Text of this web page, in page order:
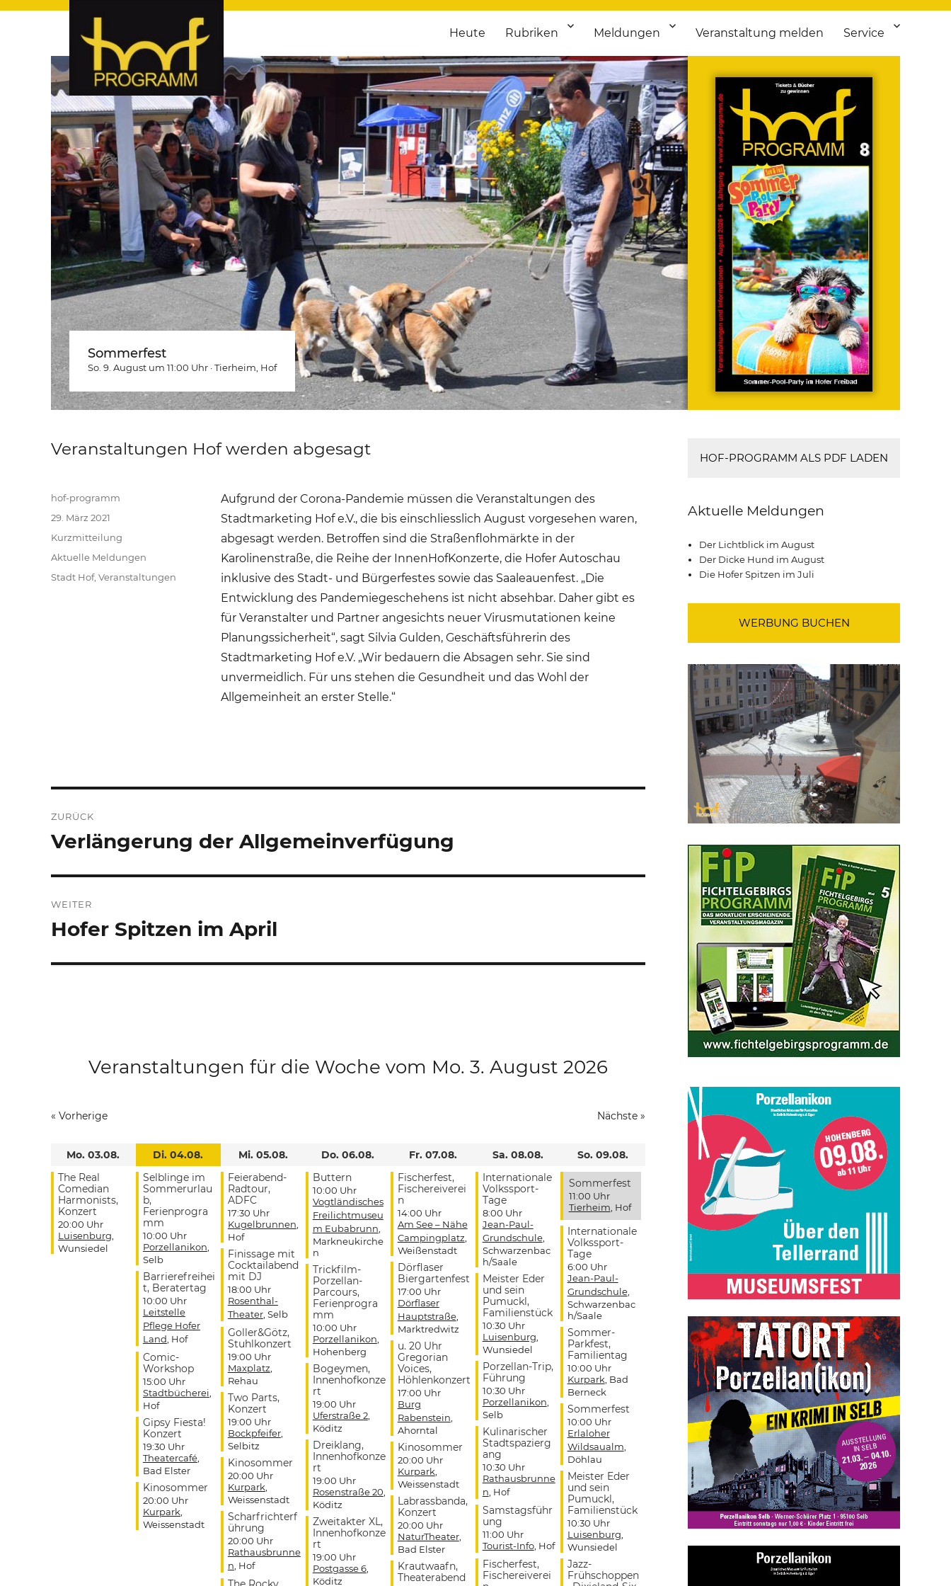
hof-programm – das Veranstaltungsportal für Hochfranken
hof-programm – das Veranstaltungsportal für Hof und Hochfranken. Täglich aktuelle Termine von Kultur bis Sport, von Theater bis Flohmarkt.
Heute Rubriken Meldungen Veranstaltung melden Service
Sommerfest
So. 9. August um 11:00 Uhr ·Tierheim , Hof
Veranstaltungen Hof werden abgesagt
Aufgrund der Corona-Pandemie müssen die Veranstaltungen des
Stadtmarketing Hof e.V., die bis einschliesslich August vorgesehen waren,
abgesagt werden. Betroffen sind die Straßenflohmärkte in der
Karolinenstraße, die Reihe der InnenHofKonzerte, die Hofer Autoschau
inklusive des Stadt- und Bürgerfestes sowie das Saaleauenfest. „Die
Entwicklung des Pandemiegeschehens ist nicht absehbar. Daher gibt es
für Veranstalter und Partner angesichts neuer Virusmutationen keine
Planungssicherheit“, sagt Silvia Gulden, Geschäftsführerin des
Stadtmarketing Hof e.V. „Wir bedauern die Absagen sehr. Sie sind
unvermeidlich. Für uns stehen die Gesundheit und das Wohl der
Allgemeinheit an erster Stelle.“
Autor
hof-programm
Veröffentlicht
29. März 2021
Format
Kurzmitteilung
Kategorien
Aktuelle Meldungen
Schlagwörter
Stadt Hof, Veranstaltungen
Navigation
ZURÜCK
Vorheriger
Verlängerung der Allgemeinverfügung
WEITER
Nächster
Hofer Spitzen im April
Veranstaltungen für die Woche vom Mo. 3. August 2026
« Vorherige Nächste »
Mo. 03.08.
The Real
Comedian
Harmonists,
Konzert
20:00 Uhr
Luisenburg,
Wunsiedel
Di. 04.08.
Selblinge im
Sommerurlau
b,
Ferienprogra
mm
10:00 Uhr
Porzellanikon,
Selb
Barrierefreihei
t, Beratertag
10:00 Uhr
Leitstelle
Pflege Hofer
Land, Hof
Comic-
Workshop
15:00 Uhr
Stadtbücherei,
Hof
Gipsy Fiesta!
Konzert
19:30 Uhr
Theatercafé,
Bad Elster
Kinosommer
20:00 Uhr
Kurpark,
Weissenstadt
Mi. 05.08.
Feierabend-
Radtour,
ADFC
17:30 Uhr
Kugelbrunnen,
Hof
Finissage mit
Cocktailabend
mit DJ
18:00 Uhr
Rosenthal-
Theater, Selb
Goller&Götz,
Stuhlkonzert
19:00 Uhr
Maxplatz,
Rehau
Two Parts,
Konzert
19:00 Uhr
Bockpfeifer,
Selbitz
Kinosommer
20:00 Uhr
Kurpark,
Weissenstadt
Scharfrichterf
ührung
20:00 Uhr
Rathausbrunne
n, Hof
Do. 06.08.
Buttern
10:00 Uhr
Vogtländisches
Freilichtmuseu
m Eubabrunn,
Markneukirche
n
Trickfilm-
Porzellan-
Parcours,
Ferienprogra
mm
10:00 Uhr
Porzellanikon,
Hohenberg
Bogeymen,
Innenhofkonze
rt
19:00 Uhr
Uferstraße 2,
Köditz
Dreiklang,
Innenhofkonze
rt
19:00 Uhr
Rosenstraße 20,
Köditz
Zweitakter XL,
Innenhofkonze
rt
19:00 Uhr
Postgasse 6,
Köditz
Fr. 07.08.
Fischerfest,
Fischereiverei
n
14:00 Uhr
Am See – Nähe
Campingplatz,
Weißenstadt
Dörflaser
Biergartenfest
17:00 Uhr
Dörflaser
Hauptstraße,
Marktredwitz
u. 20 Uhr
Gregorian
Voices,
Höhlenkonzert
17:00 Uhr
Burg
Rabenstein,
Ahorntal
Kinosommer
20:00 Uhr
Kurpark,
Weissenstadt
Labrassbanda,
Konzert
20:00 Uhr
NaturTheater,
Bad Elster
Krautwaafn,
Theaterabend
Sa. 08.08.
Internationale
Volkssport-
Tage
8:00 Uhr
Jean-Paul-
Grundschule,
Schwarzenbac
h/Saale
Meister Eder
und sein
Pumuckl,
Familienstück
10:30 Uhr
Luisenburg,
Wunsiedel
Porzellan-Trip,
Führung
10:30 Uhr
Porzellanikon,
Selb
Kulinarischer
Stadtspazierg
ang
10:30 Uhr
Rathausbrunne
n, Hof
Samstagsführ
ung
11:00 Uhr
Tourist-Info, Hof
Fischerfest,
Fischereiverei
So. 09.08.
Sommerfest
11:00 Uhr
Tierheim, Hof
Internationale
Volkssport-
Tage
6:00 Uhr
Jean-Paul-
Grundschule,
Schwarzenbac
h/Saale
Sommer-
Parkfest,
Familientag
10:00 Uhr
Kurpark, Bad
Berneck
Sommerfest
10:00 Uhr
Erlaloher
Wildsaualm,
Döhlau
Meister Eder
und sein
Pumuckl,
Familienstück
10:30 Uhr
Luisenburg,
Wunsiedel
Jazz-
Frühschoppen
HOF-PROGRAMM ALS PDF LADEN
Aktuelle Meldungen
Der Lichtblick im August
Der Dicke Hund im August
Die Hofer Spitzen im Juli
WERBUNG BUCHEN